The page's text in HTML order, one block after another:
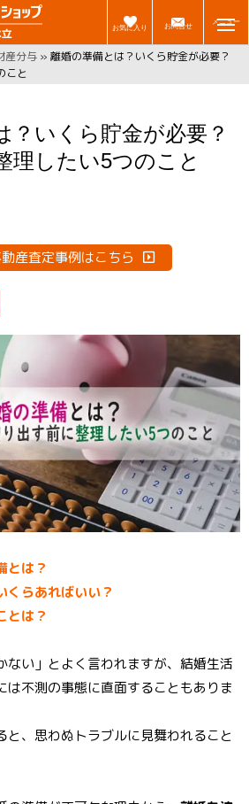
お気に入り お問合せ
メニュー
産分与 » 離婚の準備とは？いくら貯金が必要？
こと
？いくら貯金が必要？
理したい5つのこと
産査定事例はこちら
n
t
er
e
st
とは？
くらあればいい？
とは？
ない」とよく言われますが、結婚生活
は不測の事態に直面することもありま
と、思わぬトラブルに見舞われること